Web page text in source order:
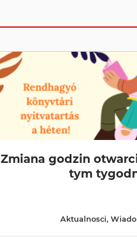
Zmiana godzin
tym
Aktualnosci,